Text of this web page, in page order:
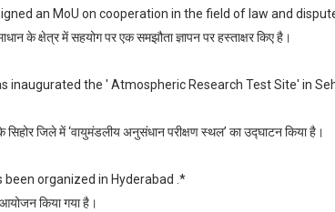
an MoU on cooperation in the field of law and
के क्षेत्र में सहयोग पर एक समझौता ज्ञापन पर हस्ताक्षर किए है।
inaugurated the ' Atmospheric Research Test Site' in
जिले में ‘वायुमंडलीय अनुसंधान परीक्षण स्थल’ का उद्घाटन किया है।
organized in Hyderabad .*
आयोजन किया गया है।